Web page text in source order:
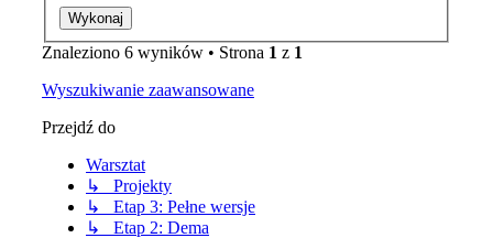
Znaleziono 6 wyników • Strona 1 z 1
Wyszukiwanie zaawansowane
Przejdź do
Warsztat
↳ Projekty
↳ Etap 3: Pełne wersje
↳ Etap 2: Dema